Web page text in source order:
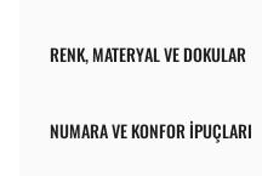
RENK, MATERYAL VE DOKULAR
NUMARA VE KONFOR İPUÇLARI